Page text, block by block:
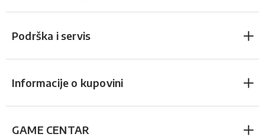
Podrška i servis
Informacije o kupovini
GAME CENTAR